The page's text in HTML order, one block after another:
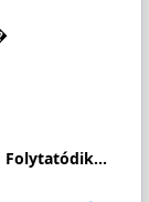
Folytatódik...